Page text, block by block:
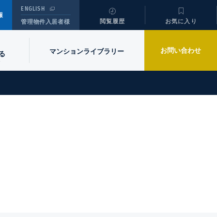
ENGLISH
管理物件入居者様
閲覧履歴 お気に入り
マンションライブラリー お問い合わせ